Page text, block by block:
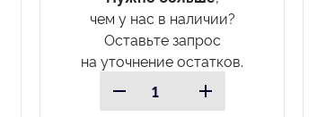
чем у нас в наличии?
Оставьте запрос
на уточнение остатков.